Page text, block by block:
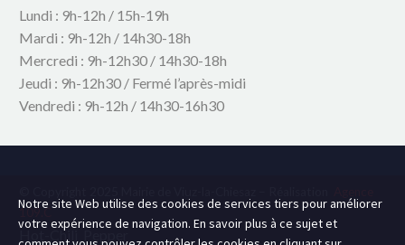
Lundi : 9h-12h / 15h-19h
Mardi : 9h-12h / 14h30-18h
Mercredi : 9h-12h30 / 14h30-18h
Jeudi : 9h-12h30 / Fermé l’après-midi
Vendredi : 9h-12h / 14h30-16h30
109.C
Hot-Chili_Pepper
Notre site Web utilise des cookies de services tiers pour améliorer
votre expérience de navigation. En savoir plus à ce sujet et